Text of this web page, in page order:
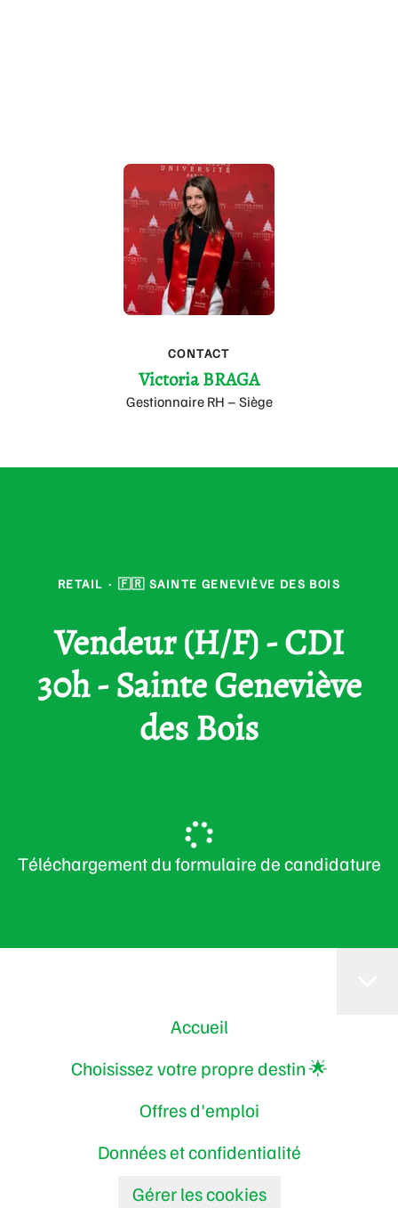
CONTACT
Victoria BRAGA
Gestionnaire RH – Siège
RETAIL · 🇫🇷 SAINTE GENEVIÈVE DES BOIS
Vendeur (H/F) - CDI
30h - Sainte Geneviève
des Bois
Téléchargement du formulaire de candidature
Accueil
Choisissez votre propre destin 🌟
Offres d'emploi
Données et confidentialité
Gérer les cookies